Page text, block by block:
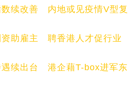
数续改善 内地或见疫情V型复
资助雇主 聘香港人才促行业
遇续出台 港企藉T-box进军东